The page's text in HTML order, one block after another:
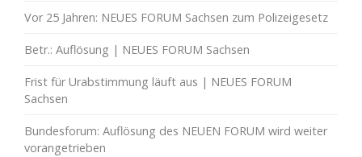
Vor 25 Jahren: NEUES FORUM Sachsen zum Polizeigesetz
Betr.: Auflösung | NEUES FORUM Sachsen
Frist für Urabstimmung läuft aus | NEUES FORUM
Sachsen
Bundesforum: Auflösung des NEUEN FORUM wird weiter
vorangetrieben